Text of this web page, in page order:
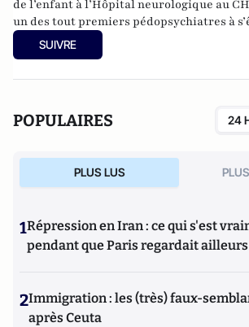
de l’enfant à l’Hôpital neurologique au
un des tout premiers pédopsychiatres à
enfants dits hyperactifs qu’il accueille
ans. Il a publié avec succès: Même pas
SUIVRE
POPULAIRES 24
PLUS LUS
1Répression en Iran : ce qui s'est
pendant que Paris regardait ailleurs
2Immigration : les (très) faux-
après Ceuta